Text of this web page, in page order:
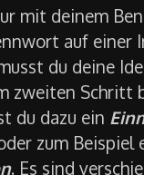
mit deinem
auf einer
du deine
zweiten Schritt
du dazu ein
zum Beispiel